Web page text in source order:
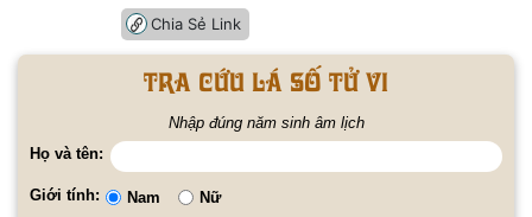
Chia Sẻ Link
Tra cứu lá số tử vi
Nhập đúng năm sinh âm lịch
Họ và tên:
Giới tính: Nam Nữ